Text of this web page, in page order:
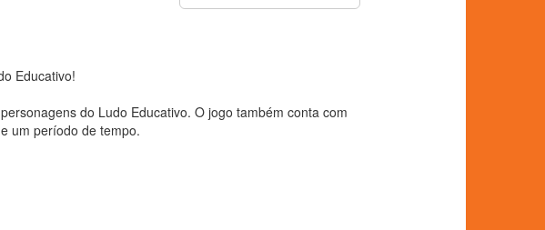
Educativo!
do Ludo Educativo. O jogo também conta com
um período de tempo.